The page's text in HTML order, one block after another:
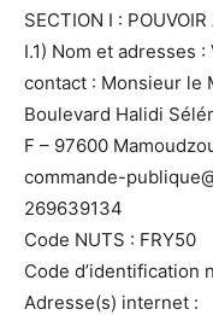
SECTION I :
I.1) Nom et adresses
contact : Monsieur le
Boulevard Halidi
F – 97600
commande-
269639134
Code NUTS : FRY50
Code d’identification
Adresse(s) internet :